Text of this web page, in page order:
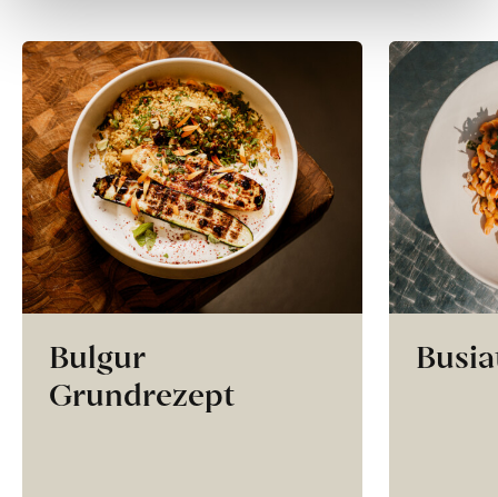
Bulgur
Grundrezept